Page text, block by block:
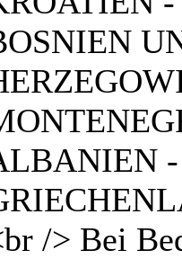
-
/> Bei